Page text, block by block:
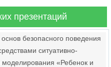
презентаций
безопасного поведения
ситуативно-
моделирования «Ребенок и